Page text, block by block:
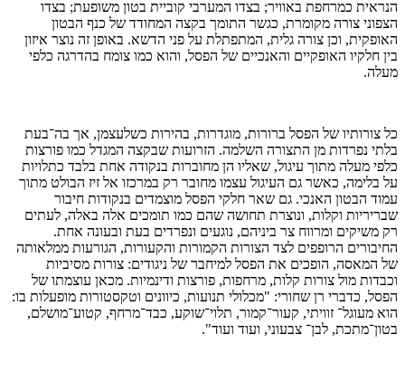
הנראית כמרחפת באוויר; בצדו המערבי קוביית בטון משופעת; בצדו
הצפוני צורה מקומרת, כגשר התומך בקצה המחודד של כנף הבטון
האופקית, וכן צורה גלית, המתפתלת על פני הדשא. באופן זה נוצר איזון
בין חלקיו האופקיים והאנכיים של הפסל, והוא כמו צומח בהדרגה כלפי
מעלה.
כל צורותיו של הפסל ברורות, מוגדרות, בהירות כשלעצמן, אך בה־בעת
בלתי נפרדות מן התצורה השלמה. הזרועות שבקצה המגדל כמו פורצות
כלפי מעלה מתוך עיגול, שאליו הן מחוברות בנקודה אחת בלבד כתלויות
על בלימה, כאשר גם העיגול עצמו מחובר רק במרכזו אל זיז הבולט מתוך
עמוד הבטון האנכי. גם שאר חלקי הפסל מוצמדים בנקודות חיבור
שבריריות וקלות, ונוצרת תחושה שהם כמו תומכים אלה באלה, לעתים
רק משיקים ומרווח צר ביניהם, נוגעים ונפרדים בעת ובעונה אחת.
החיבורים הרופפים לצד הצורות הקמורות והקעורות, הגורעות ממלאותה
של המאסה, הופכים את הפסל למיחבר של ניגודים: צורות מסיביות
וכבדות מול צורות קלות, מרחפות, פורצות ודינמיות. מכאן עוצמתו של
הפסל, כדברי רן שחורי: "מכלולי תנועות, כיוונים וטקסטורות מופעלות בו:
הוא מעוגל־ זוויתי, קעור־קמור, תלוי־שוקע, כבד־מרחף, קטוע־מושלם,
בטון־מתכת, לבן־ צבעוני, ועוד ועוד".